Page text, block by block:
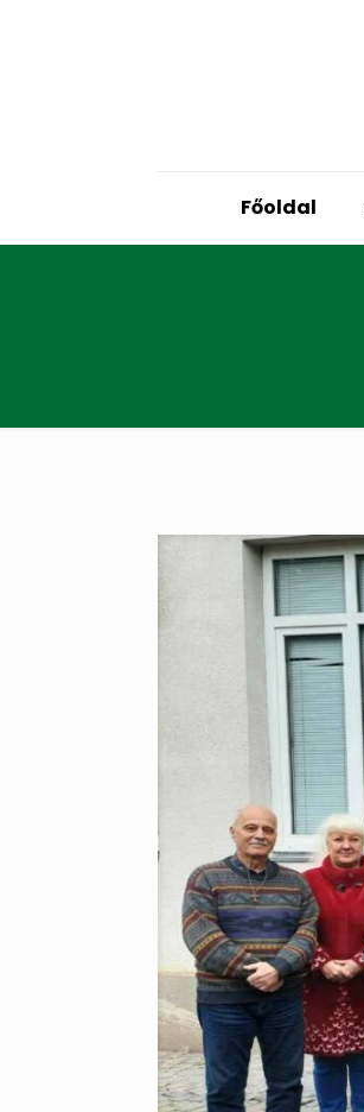
Főoldal